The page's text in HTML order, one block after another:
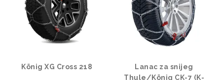
König XG Cross 218
Lanac za snijeg
Thule/König CK-7 (K-